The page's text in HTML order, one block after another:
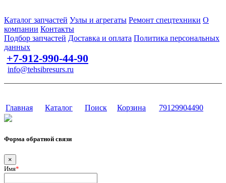
Каталог запчастей Узлы и агрегаты Ремонт спецтехники О
компании Контакты
Подбор запчастей Доставка и оплата Политика персональных
данных
+7-912-990-44-90
info@tehsibresurs.ru
Главная Каталог Поиск Корзина 79129904490
Форма обратной связи
×
Имя*